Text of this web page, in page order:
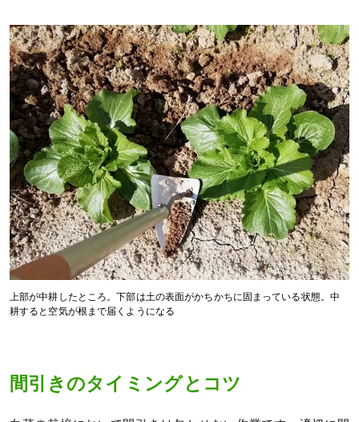
上部が中耕したところ。下部は土の表面がかちかちに固まっている状態。中
耕すると空気が根まで届くようになる
間引きのタイミングとコツ